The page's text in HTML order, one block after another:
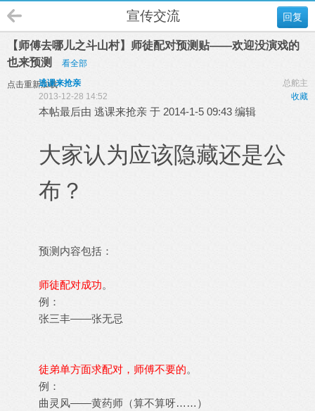
回复
宣传交流
【师傅去哪儿之斗山村】师徒配对预测贴——欢迎没演戏的
也来预测
看全部
点击重新加载 总舵主
逃课来抢亲
收藏
2013-12-28 14:52
本帖最后由 逃课来抢亲 于 2014-1-5 09:43 编辑
大家认为应该隐藏还是公
布？
预测内容包括：
师徒配对成功。
例：
张三丰——张无忌
徒弟单方面求配对，师傅不要的。
例：
曲灵风——黄药师（算不算呀……）